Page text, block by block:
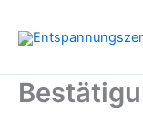
Inhalt